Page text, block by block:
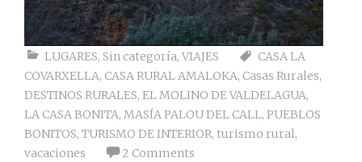
LUGARES, Sin categoría, VIAJES
CASA LA
COVARXELLA, CASA RURAL AMALOKA, Casas Rurales,
DESTINOS RURALES, EL MOLINO DE VALDELAGUA,
LA CASA BONITA, MASÍA PALOU DEL CALL, PUEBLOS
BONITOS, TURISMO DE INTERIOR, turismo rural,
vacaciones
2 Comments